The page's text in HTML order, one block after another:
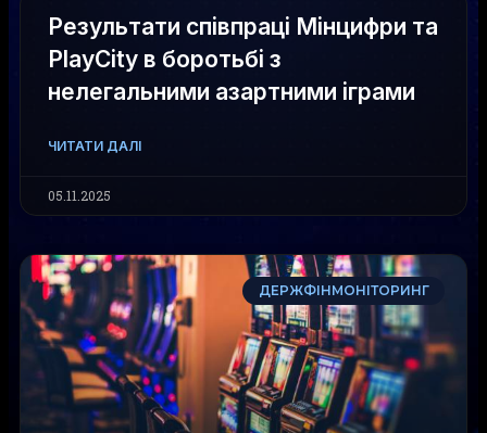
Результати співпраці Мінцифри та
PlayCity в боротьбі з
нелегальними азартними іграми
ЧИТАТИ ДАЛІ
05.11.2025
ДЕРЖФІНМОНІТОРИНГ